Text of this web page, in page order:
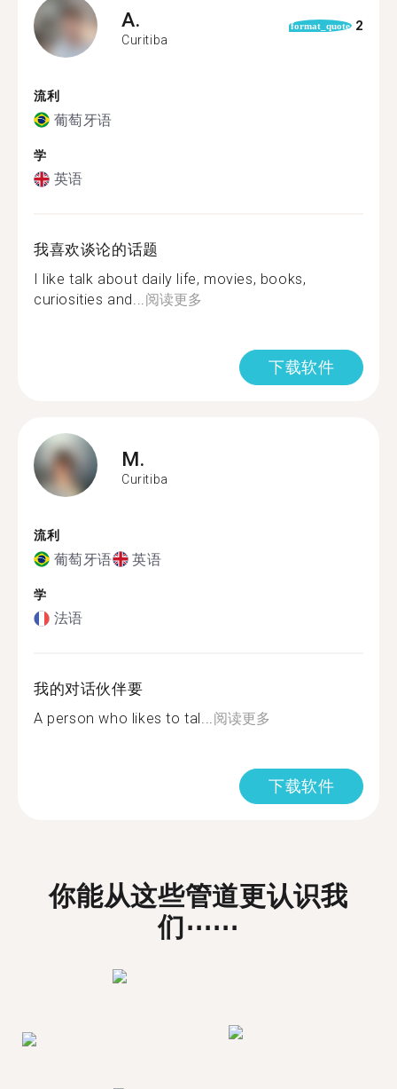
A.
Curitiba
format_quote 2
流利
葡萄牙语
学
英语
我喜欢谈论的话题
I like talk about daily life, movies, books,
curiosities and...阅读更多
下载软件
M.
Curitiba
流利
葡萄牙语 英语
学
法语
我的对话伙伴要
A person who likes to tal...阅读更多
下载软件
你能从这些管道更认识我
们⋯⋯